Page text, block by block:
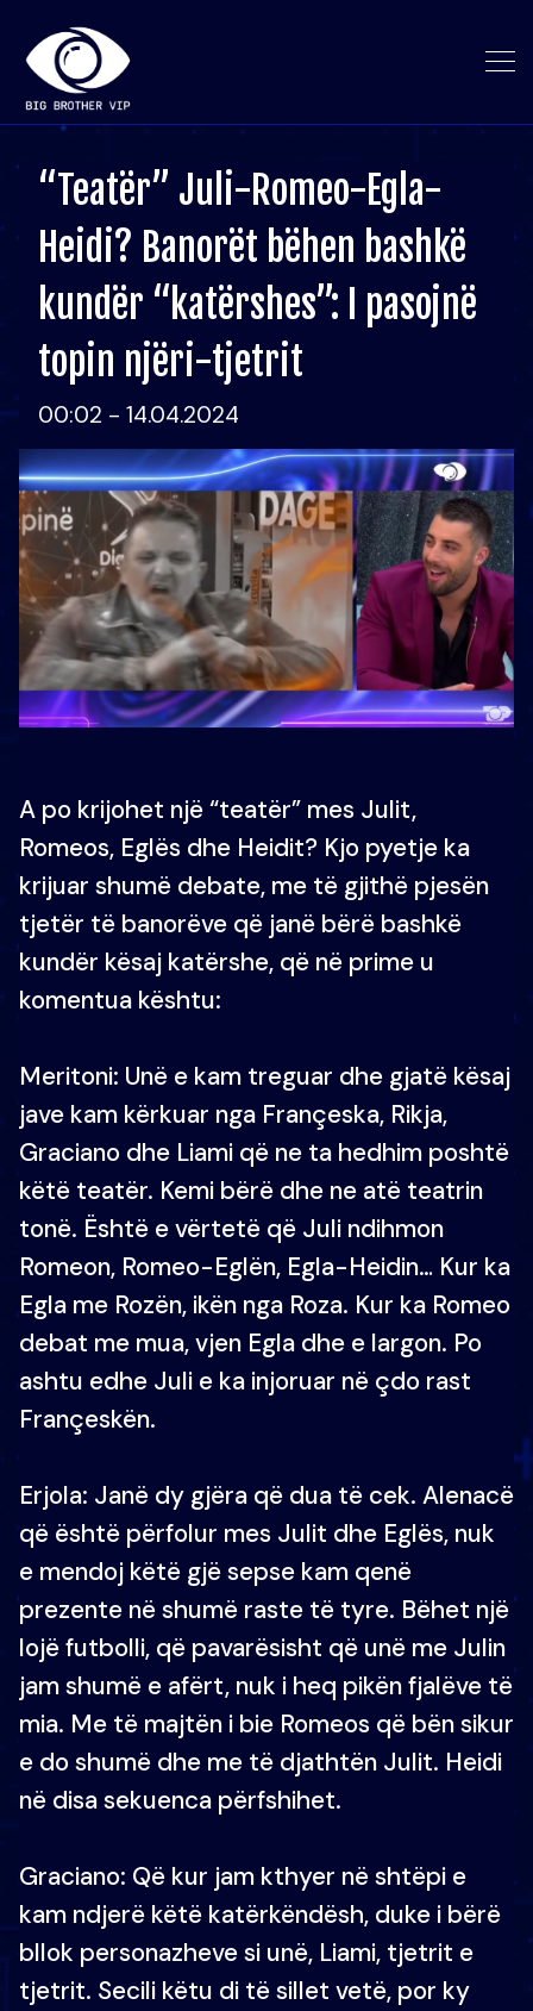
“Teatër” Juli-Romeo-Egla-
Heidi? Banorët bëhen bashkë
kundër “katërshes”: I pasojnë
topin njëri-tjetrit
00:02 - 14.04.2024
A po krijohet një “teatër” mes Julit,
Romeos, Eglës dhe Heidit? Kjo pyetje ka
krijuar shumë debate, me të gjithë pjesën
tjetër të banorëve që janë bërë bashkë
kundër kësaj katërshe, që në prime u
komentua kështu:
Meritoni: Unë e kam treguar dhe gjatë kësaj
jave kam kërkuar nga Françeska, Rikja,
Graciano dhe Liami që ne ta hedhim poshtë
këtë teatër. Kemi bërë dhe ne atë teatrin
tonë. Është e vërtetë që Juli ndihmon
Romeon, Romeo-Eglën, Egla-Heidin… Kur ka
Egla me Rozën, ikën nga Roza. Kur ka Romeo
debat me mua, vjen Egla dhe e largon. Po
ashtu edhe Juli e ka injoruar në çdo rast
Françeskën.
Erjola: Janë dy gjëra që dua të cek. Alenacë
që është përfolur mes Julit dhe Eglës, nuk
e mendoj këtë gjë sepse kam qenë
prezente në shumë raste të tyre. Bëhet një
lojë futbolli, që pavarësisht që unë me Julin
jam shumë e afërt, nuk i heq pikën fjalëve të
mia. Me të majtën i bie Romeos që bën sikur
e do shumë dhe me të djathtën Julit. Heidi
në disa sekuenca përfshihet.
Graciano: Që kur jam kthyer në shtëpi e
kam ndjerë këtë katërkëndësh, duke i bërë
bllok personazheve si unë, Liami, tjetrit e
tjetrit. Secili këtu di të sillet vetë, por ky